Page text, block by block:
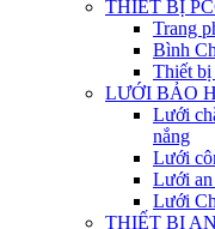
THIẾT BỊ
Trang
Bình
Thiết bị
LƯỚI BẢO
Lưới
nắng
Lưới
Lưới an
Lưới
THIẾT BỊ